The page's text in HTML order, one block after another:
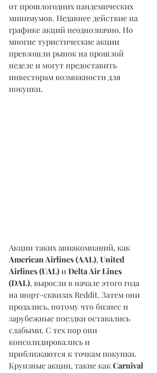
от прошлогодних пандемических
минимумов. Недавнее действие на
графике акций неоднозначно. Но
многие туристические акции
превзошли рынок на прошлой
неделе и могут предоставить
инвесторам возможности для
покупки.
Акции таких авиакомпаний, как
American Airlines (AAL), United
Airlines (UAL) и Delta Air Lines
(DAL), выросли в начале этого года
на шорт-сквизах Reddit. Затем они
продались, потому что бизнес и
зарубежные поездки оставались
слабыми. С тех пор они
консолидировались и
приближаются к точкам покупки.
Круизные акции, такие как Carnival